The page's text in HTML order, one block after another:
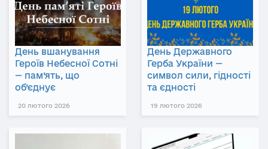
День вшанування
Героїв Небесної Сотні
— пам’ять, що
об’єднує
20 лютого 2026
День Державного
Герба України —
символ сили, гідності
та єдності
19 лютого 2026